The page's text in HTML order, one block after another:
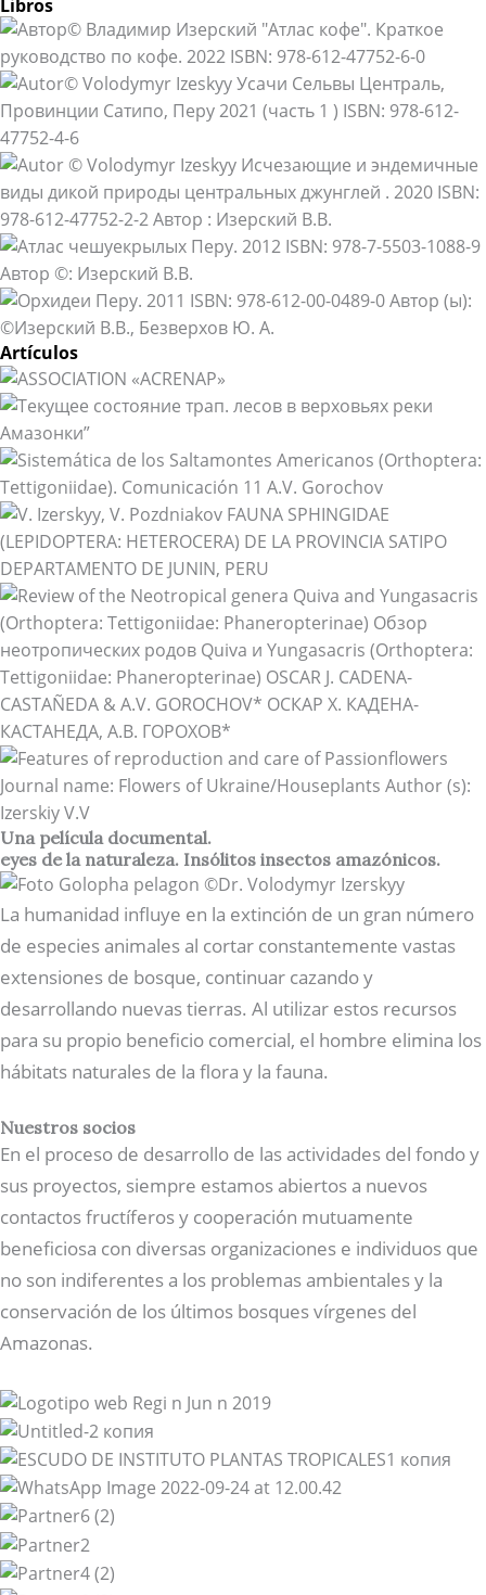
Libros
Artículos
Una película documental.
eyes de la naturaleza. Insólitos insectos amazónicos.
La humanidad influye en la extinción de un gran número
de especies animales al cortar constantemente vastas
extensiones de bosque, continuar cazando y
desarrollando nuevas tierras. Al utilizar estos recursos
para su propio beneficio comercial, el hombre elimina los
hábitats naturales de la flora y la fauna.
Nuestros socios
En el proceso de desarrollo de las actividades del fondo y
sus proyectos, siempre estamos abiertos a nuevos
contactos fructíferos y cooperación mutuamente
beneficiosa con diversas organizaciones e individuos que
no son indiferentes a los problemas ambientales y la
conservación de los últimos bosques vírgenes del
Amazonas.